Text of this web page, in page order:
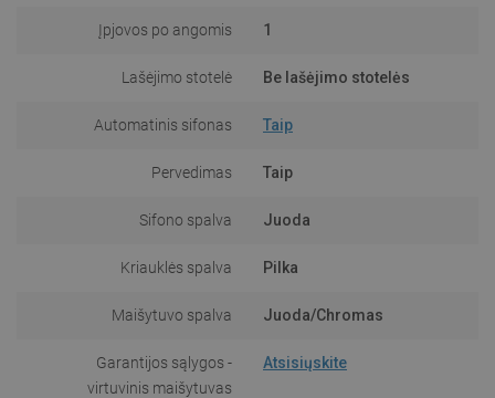
Įpjovos po angomis 1
Lašėjimo stotelė Be lašėjimo stotelės
Automatinis sifonas Taip
Pervedimas Taip
Sifono spalva Juoda
Kriauklės spalva Pilka
Maišytuvo spalva Juoda/Chromas
Garantijos sąlygos -
virtuvinis maišytuvas
Atsisiųskite